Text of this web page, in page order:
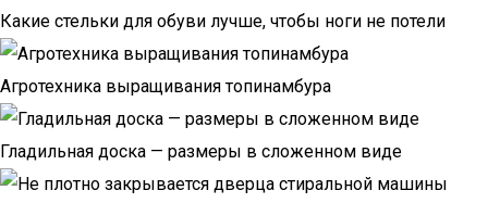
Какие стельки для обуви лучше, чтобы ноги не потели
Агротехника выращивания топинамбура
Гладильная доска — размеры в сложенном виде